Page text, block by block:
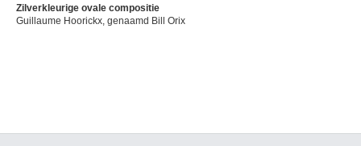
Zilverkleurige ovale compositie
Guillaume Hoorickx, genaamd Bill Orix